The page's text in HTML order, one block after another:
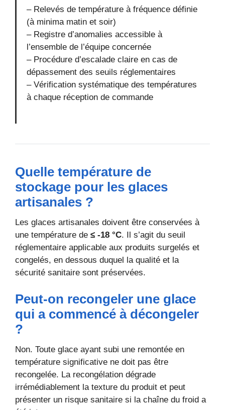
– Relevés de température à fréquence définie
(à minima matin et soir)
– Registre d’anomalies accessible à
l’ensemble de l’équipe concernée
– Procédure d’escalade claire en cas de
dépassement des seuils réglementaires
– Vérification systématique des températures
à chaque réception de commande
Quelle température de
stockage pour les glaces
artisanales ?
Les glaces artisanales doivent être conservées à
une température de ≤ -18 °C. Il s’agit du seuil
réglementaire applicable aux produits surgelés et
congelés, en dessous duquel la qualité et la
sécurité sanitaire sont préservées.
Peut-on recongeler une glace
qui a commencé à décongeler
?
Non. Toute glace ayant subi une remontée en
température significative ne doit pas être
recongelée. La recongélation dégrade
irrémédiablement la texture du produit et peut
présenter un risque sanitaire si la chaîne du froid a